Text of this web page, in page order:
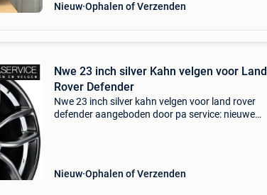
Nieuw Ophalen of Verzenden
Nwe 23 inch silver Kahn velgen voor Land
Rover Defender
Nwe 23 inch silver kahn velgen voor land rover
defender aangeboden door pa service: nieuwe
Nieuw Ophalen of Verzenden